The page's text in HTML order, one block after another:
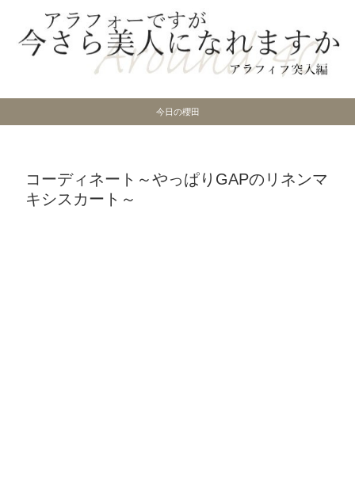
今日の櫻田
コーディネート～やっぱりGAPのリネンマ
キシスカート～